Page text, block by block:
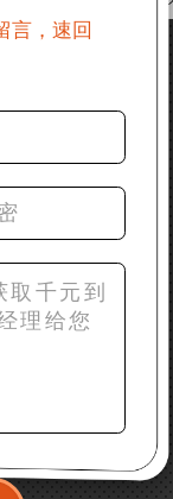
破和反击破，
用什么磨粉设
言，速回